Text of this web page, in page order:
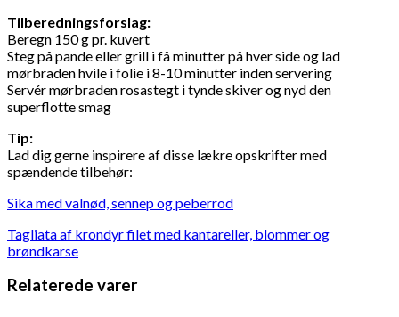
Tilberedningsforslag:
Beregn 150 g pr. kuvert
Steg på pande eller grill i få minutter på hver side og lad
mørbraden hvile i folie i 8-10 minutter inden servering
Servér mørbraden rosastegt i tynde skiver og nyd den
superflotte smag
Tip:
Lad dig gerne inspirere af disse lækre opskrifter med
spændende tilbehør:
Sika med valnød, sennep og peberrod
Tagliata af krondyr filet med kantareller, blommer og
brøndkarse
Relaterede varer